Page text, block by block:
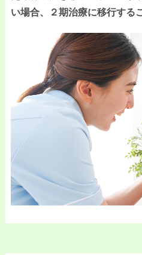
い場合、２期治療に移行する